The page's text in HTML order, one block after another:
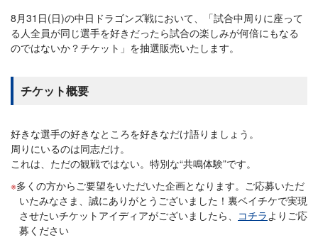
8月31日(日)の中日ドラゴンズ戦において、「試合中周りに座って
る人全員が同じ選手を好きだったら試合の楽しみが何倍にもなる
のではないか？チケット」を抽選販売いたします。
チケット概要
好きな選手の好きなところを好きなだけ語りましょう。
周りにいるのは同志だけ。
これは、ただの観戦ではない。特別な“共鳴体験”です。
多くの方からご要望をいただいた企画となります。ご応募いただ
いたみなさま、誠にありがとうございました！裏ベイチケで実現
させたいチケットアイディアがございましたら、 コチラよりご応
募ください